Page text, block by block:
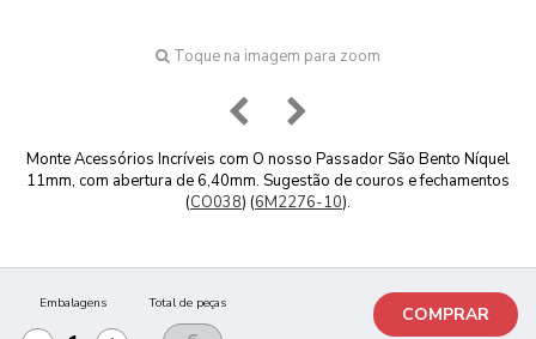
Toque na imagem para zoom
Monte Acessórios Incríveis com O nosso Passador São Bento Níquel
11mm, com abertura de 6,40mm. Sugestão de couros e fechamentos
(CO038) (6M2276-10).
Embalagens Total de peças COMPRAR